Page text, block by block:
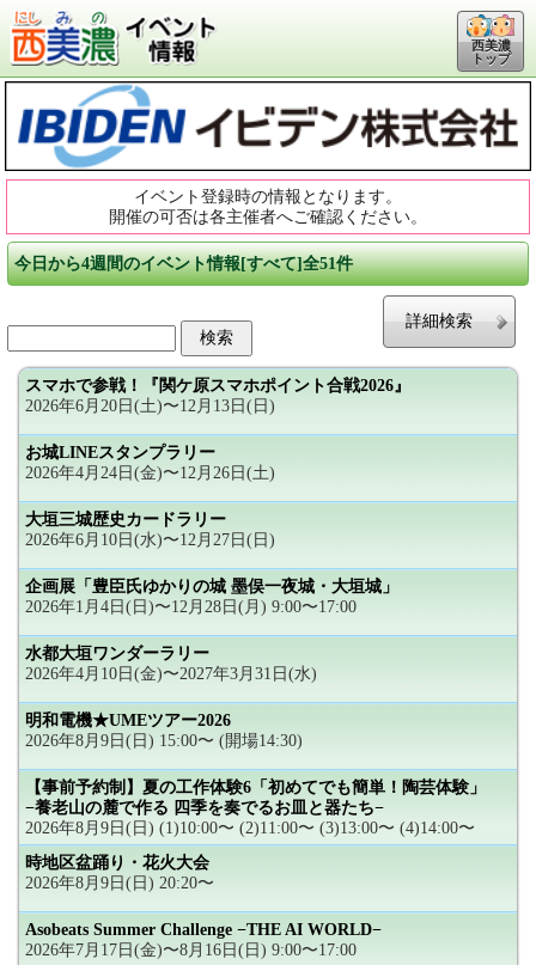
西美濃
トップ
イベント登録時の情報となります。
開催の可否は各主催者へご確認ください。
今日から4週間のイベント情報[すべて]全51件
詳細検索
スマホで参戦！『関ケ原スマホポイント合戦2026』
2026年6月20日(土)〜12月13日(日)
お城LINEスタンプラリー
2026年4月24日(金)〜12月26日(土)
大垣三城歴史カードラリー
2026年6月10日(水)〜12月27日(日)
企画展「豊臣氏ゆかりの城 墨俣一夜城・大垣城」
2026年1月4日(日)〜12月28日(月) 9:00〜17:00
水都大垣ワンダーラリー
2026年4月10日(金)〜2027年3月31日(水)
明和電機★UMEツアー2026
2026年8月9日(日) 15:00〜 (開場14:30)
【事前予約制】夏の工作体験6「初めてでも簡単！陶芸体験」
−養老山の麓で作る 四季を奏でるお皿と器たち−
2026年8月9日(日) (1)10:00〜 (2)11:00〜 (3)13:00〜 (4)14:00〜
時地区盆踊り・花火大会
2026年8月9日(日) 20:20〜
Asobeats Summer Challenge −THE AI WORLD−
2026年7月17日(金)〜8月16日(日) 9:00〜17:00